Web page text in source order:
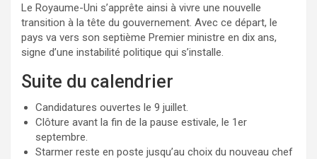
Le Royaume-Uni s’apprête ainsi à vivre une nouvelle
transition à la tête du gouvernement. Avec ce départ, le
pays va vers son septième Premier ministre en dix ans,
signe d’une instabilité politique qui s’installe.
Suite du calendrier
Candidatures ouvertes le 9 juillet.
Clôture avant la fin de la pause estivale, le 1er
septembre.
Starmer reste en poste jusqu’au choix du nouveau chef